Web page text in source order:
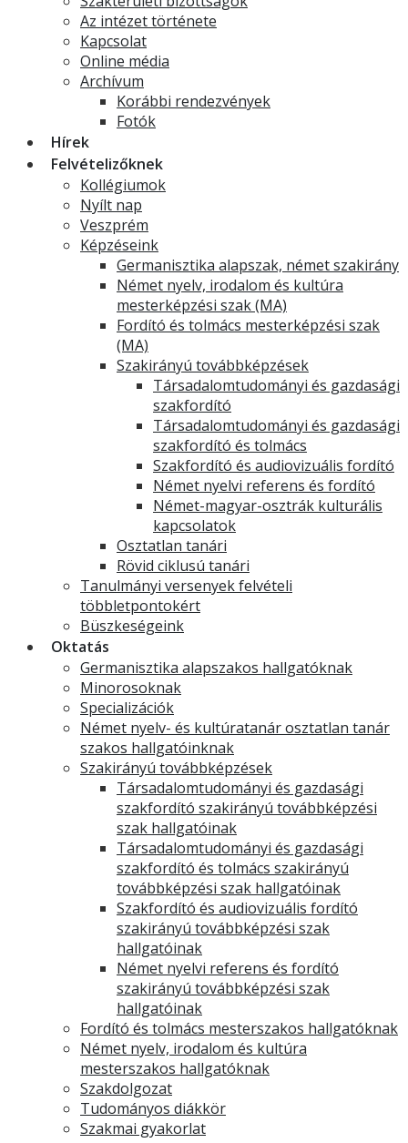
Az intézet története
Kapcsolat
Online média
Archívum
Korábbi rendezvények
Fotók
Hírek
Felvételizőknek
Kollégiumok
Nyílt nap
Veszprém
Képzéseink
Germanisztika alapszak, német szakirány
Német nyelv, irodalom és kultúra
mesterképzési szak (MA)
Fordító és tolmács mesterképzési szak
(MA)
Szakirányú továbbképzések
Társadalomtudományi és gazdasági
szakfordító
Társadalomtudományi és gazdasági
szakfordító és tolmács
Szakfordító és audiovizuális fordító
Német nyelvi referens és fordító
Német-magyar-osztrák kulturális
kapcsolatok
Osztatlan tanári
Rövid ciklusú tanári
Tanulmányi versenyek felvételi
többletpontokért
Büszkeségeink
Oktatás
Germanisztika alapszakos hallgatóknak
Minorosoknak
Specializációk
Német nyelv- és kultúratanár osztatlan tanár
szakos hallgatóinknak
Szakirányú továbbképzések
Társadalomtudományi és gazdasági
szakfordító szakirányú továbbképzési
szak hallgatóinak
Társadalomtudományi és gazdasági
szakfordító és tolmács szakirányú
továbbképzési szak hallgatóinak
Szakfordító és audiovizuális fordító
szakirányú továbbképzési szak
hallgatóinak
Német nyelvi referens és fordító
szakirányú továbbképzési szak
hallgatóinak
Fordító és tolmács mesterszakos hallgatóknak
Német nyelv, irodalom és kultúra
mesterszakos hallgatóknak
Szakdolgozat
Tudományos diákkör
Szakmai gyakorlat